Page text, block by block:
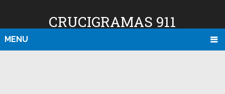
CRUCIGRAMAS 911
MENU